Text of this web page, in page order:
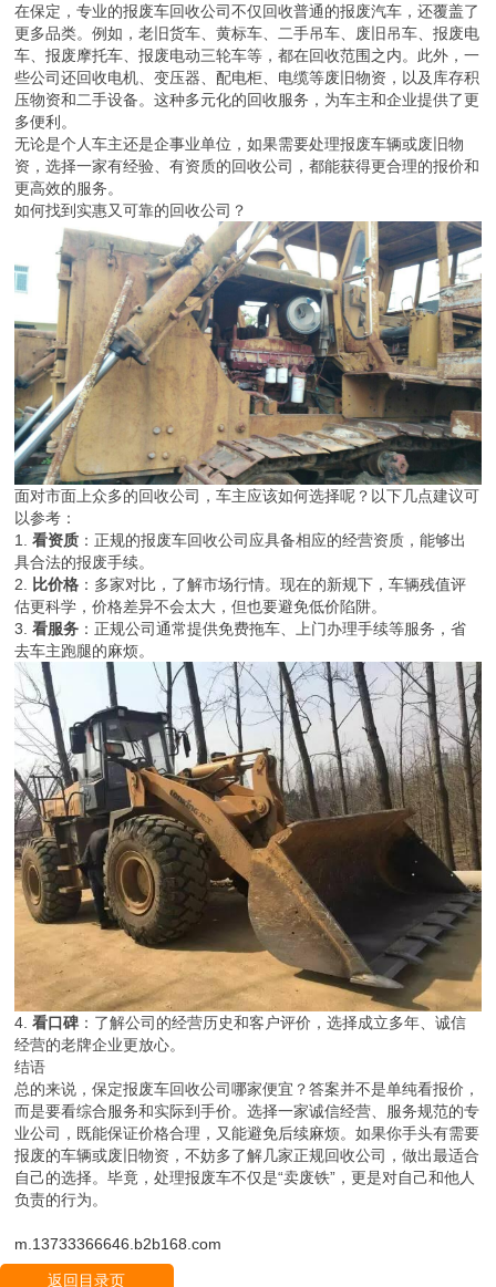
在保定，专业的报废车回收公司不仅回收普通的报废汽车，还覆盖了
更多品类。例如，老旧货车、黄标车、二手吊车、废旧吊车、报废电
车、报废摩托车、报废电动三轮车等，都在回收范围之内。此外，一
些公司还回收电机、变压器、配电柜、电缆等废旧物资，以及库存积
压物资和二手设备。这种多元化的回收服务，为车主和企业提供了更
多便利。
无论是个人车主还是企事业单位，如果需要处理报废车辆或废旧物
资，选择一家有经验、有资质的回收公司，都能获得更合理的报价和
更高效的服务。
如何找到实惠又可靠的回收公司？
面对市面上众多的回收公司，车主应该如何选择呢？以下几点建议可
以参考：
1.看资质 ：正规的报废车回收公司应具备相应的经营资质，能够出
具合法的报废手续。
2.
比价格 ：多家对比，了解市场行情。现在的新规下，车辆残值评
估更科学，价格差异不会太大，但也要避免低价陷阱。
3.看服务 ：正规公司通常提供免费拖车、上门办理手续等服务，省
去车主跑腿的麻烦。
4.看口碑 ：了解公司的经营历史和客户评价，选择成立多年、诚信
经营的老牌企业更放心。
结语
总的来说，保定报废车回收公司哪家便宜？答案并不是单纯看报价，
而是要看综合服务和实际到手价。选择一家诚信经营、服务规范的专
业公司，既能保证价格合理，又能避免后续麻烦。如果你手头有需要
报废的车辆或废旧物资，不妨多了解几家正规回收公司，做出最适合
自己的选择。毕竟，处理报废车不仅是“卖废铁”，更是对自己和他人
负责的行为。
m.13733366646.b2b168.com
返回目录页